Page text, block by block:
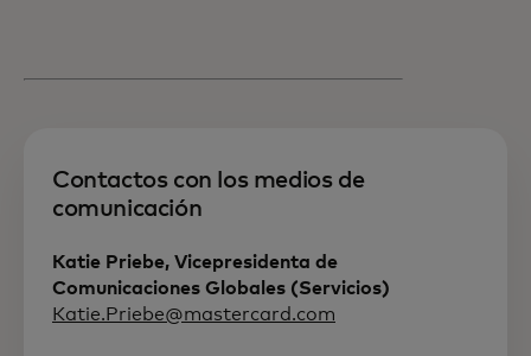
Contactos con los medios de
comunicación
Katie Priebe, Vicepresidenta de
Comunicaciones Globales (Servicios)
Katie.Priebe@mastercard.com